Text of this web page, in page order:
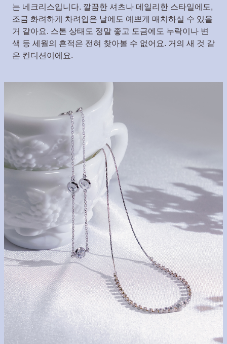
는 네크리스입니다. 깔끔한 셔츠나 데일리한 스타일에도,
조금 화려하게 차려입은 날에도 예쁘게 매치하실 수 있을
거 같아요. 스톤 상태도 정말 좋고 도금에도 누락이나 변
색 등 세월의 흔적은 전혀 찾아볼 수 없어요. 거의 새 것 같
은 컨디션이에요.